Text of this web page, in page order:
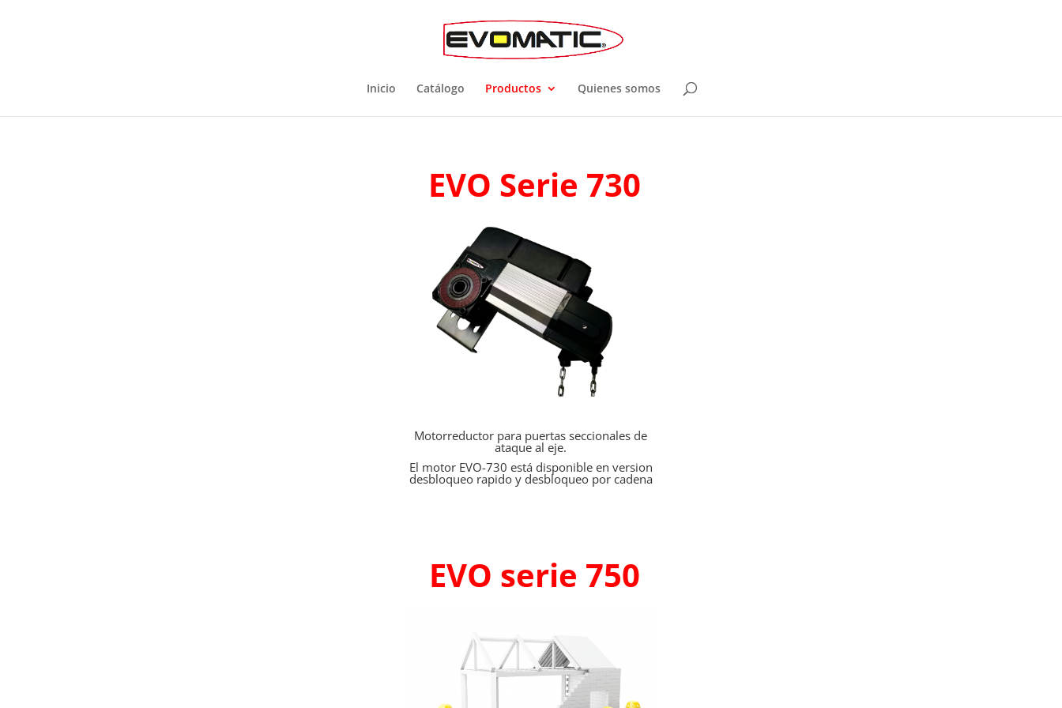
Inicio Catálogo Productos Quienes somos
EVO Serie 730
Motorreductor para puertas seccionales de
ataque al eje.
El motor EVO-730 está disponible en version
desbloqueo rapido y desbloqueo por cadena
EVO serie 750